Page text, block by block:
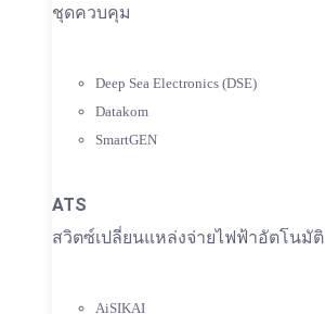
ชุดควบคุม
Deep Sea Electronics (DSE)
Datakom
SmartGEN
ATS
สวิตซ์เปลี่ยนแหล่งจ่ายไฟฟ้าอัตโนมัติ
AiSIKAI